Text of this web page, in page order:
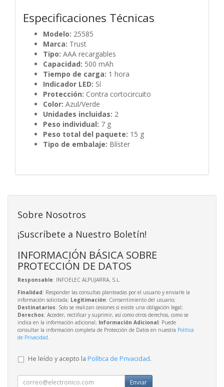
Especificaciones Técnicas
Modelo: 25585
Marca: Trust
Tipo: AAA recargables
Capacidad: 500 mAh
Tiempo de carga: 1 hora
Indicador LED: Sí
Protección: Contra cortocircuito
Color: Azul/Verde
Unidades incluidas: 2
Peso individual: 7 g
Peso total del paquete: 15 g
Tipo de embalaje: Blíster
Sobre Nosotros
¡Suscríbete a Nuestro Boletín!
INFORMACIÓN BÁSICA SOBRE
PROTECCIÓN DE DATOS
Responsable: INFOELEC ALPUJARRA, S.L.
Finalidad: Responder las consultas planteadas por el usuario y enviarle la
información solicitada; Legitimación: Consentimiento del usuario;
Destinatarios: Solo se realizan cesiones si existe una obligación legal;
Derechos: Acceder, rectificar y suprimir, así como otros derechos, como se
indica en la información adicional; Información Adicional: Puede
consultar la información completa de Protección de Datos en nuestra Política
de Privacidad
He leído y acepto la Política de Privacidad.
Enviar